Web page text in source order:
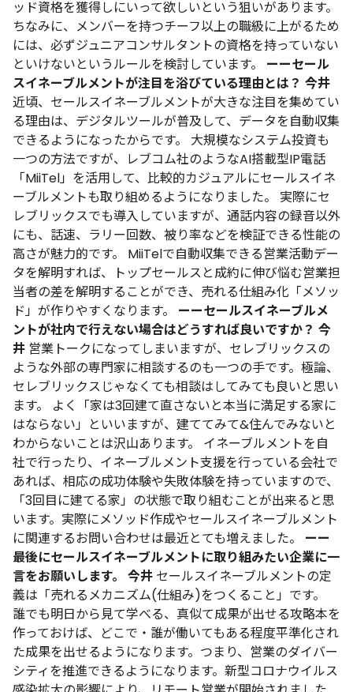
ッド資格を獲得しにいって欲しいという狙いがあります。
ちなみに、メンバーを持つチーフ以上の職級に上がるため
には、必ずジュニアコンサルタントの資格を持っていない
といけないというルールを検討しています。
ーーセール
スイネーブルメントが注目を浴びている理由とは？ 今井
近頃、セールスイネーブルメントが大きな注目を集めてい
る理由は、デジタルツールが普及して、データを自動収集
できるようになったからです。
大規模なシステム投資も
一つの方法ですが、レブコム社のようなAI搭載型IP電話
「MiiTel」を活用して、比較的カジュアルにセールスイネ
ーブルメントも取り組めるようになりました。
実際にセ
レブリックスでも導入していますが、通話内容の録音以外
にも、話速、ラリー回数、被り率などを検証できる性能の
高さが魅力的です。
MiiTelで自動収集できる営業活動デー
タを解明すれば、トップセールスと成約に伸び悩む営業担
当者の差を解明することができ、売れる仕組み化「メソッ
ド」が作りやすくなります。
ーーセールスイネーブルメ
ントが社内で行えない場合はどうすれば良いですか？ 今
井 営業トークになってしまいますが、セレブリックスの
ような外部の専門家に相談するのも一つの手です。極論、
セレブリックスじゃなくても相談はしてみても良いと思い
ます。
よく「家は3回建て直さないと本当に満足する家に
はならない」といいますが、建ててみて&住んでみないと
わからないことは沢山あります。
イネーブルメントを自
社で行ったり、イネーブルメント支援を行っている会社で
あれば、相応の成功体験や失敗体験を持っていますので、
「3回目に建てる家」の状態で取り組むことが出来ると思
います。実際にメソッド作成やセールスイネーブルメント
に関連するお問い合わせは最近とても増えました。
ーー
最後にセールスイネーブルメントに取り組みたい企業に一
言をお願いします。
今井 セールスイネーブルメントの定
義は「売れるメカニズム(仕組み)をつくること」です。
誰でも明日から見て学べる、真似て成果が出せる攻略本を
作っておけば、どこで・誰が働いてもある程度平準化され
た成果を出せるようになります。つまり、営業のダイバー
シティを推進できるようになります。新型コロナウイルス